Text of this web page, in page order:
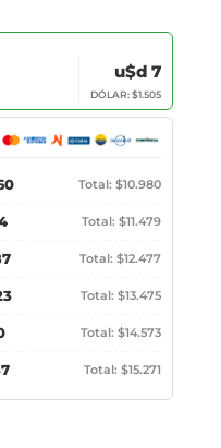
u$d 7
DÓLAR: $1.505
Total: $10.980
Total: $11.479
Total: $12.477
Total: $13.475
Total: $14.573
Total: $15.271